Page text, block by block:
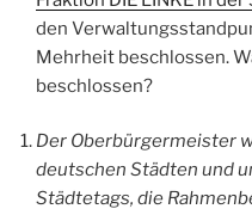
den
Mehrheit beschlossen.
beschlossen?
Der Oberbürgermeister
deutschen Städten und
Städtetags, die